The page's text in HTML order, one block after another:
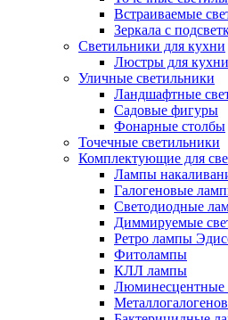
Встраиваемые
Зеркала с
Светильники для кухни
Люстры для кухни
Уличные светильники
Ландшафтные
Садовые фигуры
Фонарные столбы
Точечные светильники
Комплектующие для
Лампы
Галогеновые
Светодиодные
Диммируемые
Ретро лампы
Фитолампы
КЛЛ лампы
Люминесцентные